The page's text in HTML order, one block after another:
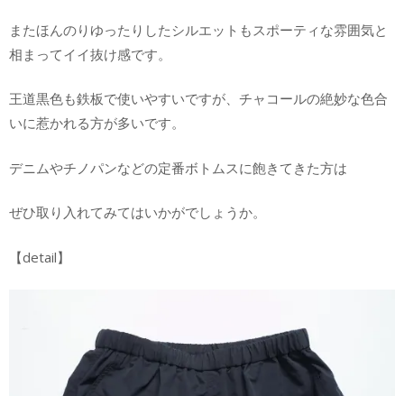
またほんのりゆったりしたシルエットもスポーティな雰囲気と
相まってイイ抜け感です。
王道黒色も鉄板で使いやすいですが、チャコールの絶妙な色合
いに惹かれる方が多いです。
デニムやチノパンなどの定番ボトムスに飽きてきた方は
ぜひ取り入れてみてはいかがでしょうか。
【detail】